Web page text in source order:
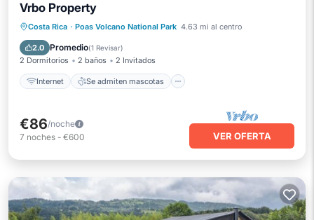
Vrbo Property
Costa Rica · Poas Volcano National Park 4.63 mi al centro
2.0 Promedio(1 Revisar)
2 Dormitorios 2 baños 2 Invitados
Internet Se admiten mascotas
Internet
Se admiten mascotas
Apto para niños
€86/noche
7 noches - €600 VER OFERTA